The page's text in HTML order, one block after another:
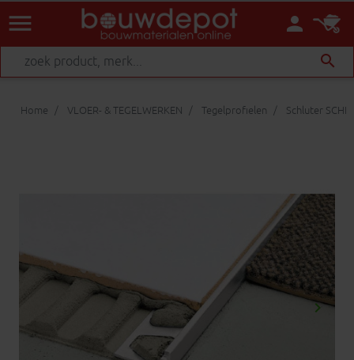
person
menu
search
Home VLOER- & TEGELWERKEN Tegelprofielen Schluter
keyboard_arrow_right